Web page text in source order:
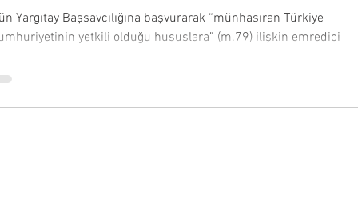
Yargıtay Başsavcılığına başvurarak “münhasıran Türkiye
yetkili olduğu hususlara” (m.79) ilişkin emredici